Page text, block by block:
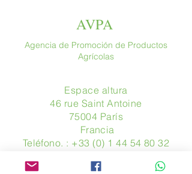
AVPA
Agencia de Promoción de Productos
Agrícolas
Espace altura
46 rue Saint Antoine
75004 París
​ Francia
Teléfono. : +33 (0) 1 44 54 80 32
www.avpa.fr